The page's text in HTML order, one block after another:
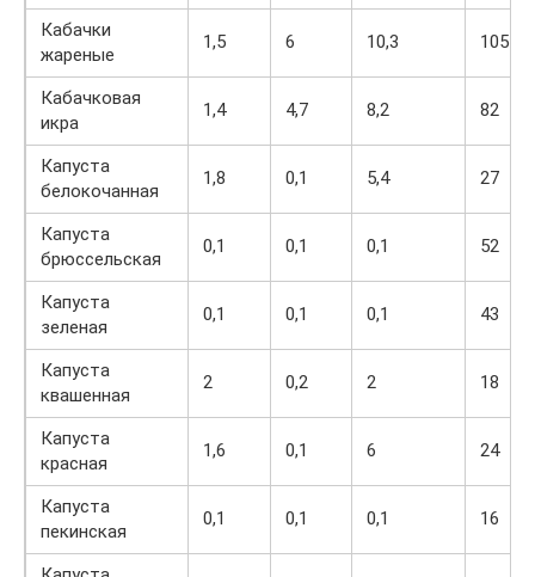
Кабачки
жареные
1,5 6 10,3 105
Кабачковая
икра
1,4 4,7 8,2 82
Капуста
белокочанная
1,8 0,1 5,4 27
Капуста
брюссельская
0,1 0,1 0,1 52
Капуста
зеленая
0,1 0,1 0,1 43
Капуста
квашенная
2 0,2 2 18
Капуста
красная
1,6 0,1 6 24
Капуста
пекинская
0,1 0,1 0,1 16